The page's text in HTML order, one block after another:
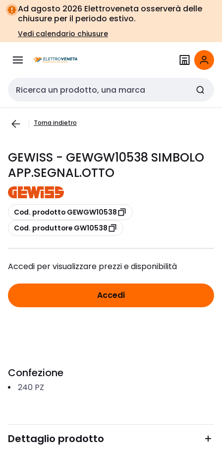
Vai alla
navigazione
Vai
alla
pagina
Ad agosto 2026 Elettroveneta osserverà delle
chiusure per il periodo estivo.
Vedi calendario chiusure
Cerca input
Torna indietro
GEWISS - GEWGW10538 SIMBOLO
APP.SEGNAL.OTTO
copia
Cod. prodotto GEWGW10538
copia
Cod. produttore GW10538
Accedi per visualizzare prezzi e disponibilità
Accedi
Confezione
240 PZ
Dettaglio prodotto